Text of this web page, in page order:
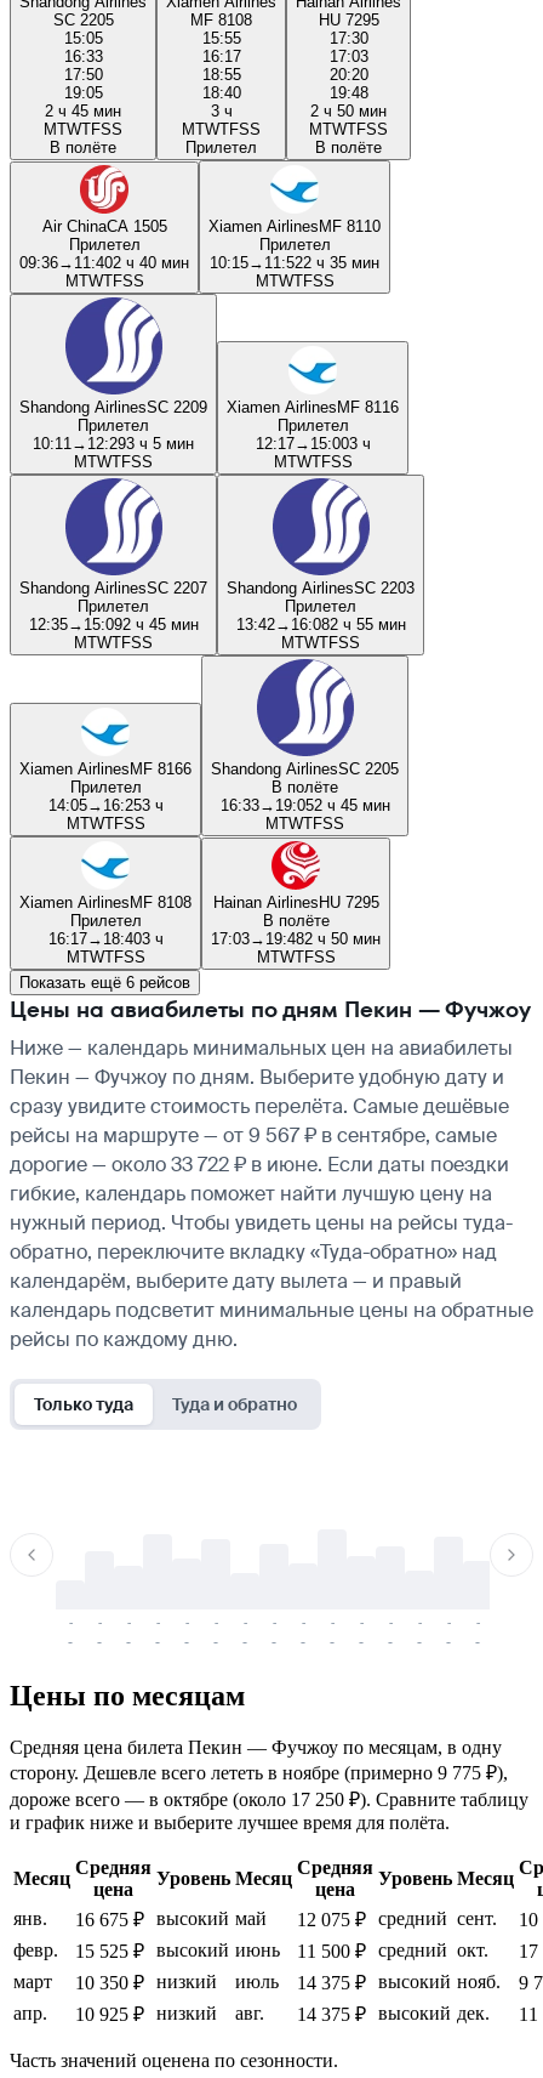
SC 2205
15:05
16:33
17:50
19:05
2 ч 45 мин
MTWTFSS
В полёте
MF 8108
15:55
16:17
18:55
18:40
3 ч
MTWTFSS
Прилетел
HU 7295
17:30
17:03
20:20
19:48
2 ч 50 мин
MTWTFSS
В полёте
Air ChinaCA 1505
Прилетел
09:36→ 11:402 ч 40 мин
MTWTFSS
Xiamen AirlinesMF 8110
Прилетел
10:15→ 11:522 ч 35 мин
MTWTFSS
Shandong AirlinesSC 2209
Прилетел
10:11 → 12:293 ч 5 мин
MTWTFSS
Xiamen AirlinesMF 8116
Прилетел
12:17→ 15:003 ч
MTWTFSS
Shandong AirlinesSC 2207
Прилетел
12:35→ 15:092 ч 45 мин
MTWTFSS
Shandong AirlinesSC 2203
Прилетел
13:42→ 16:082 ч 55 мин
MTWTFSS
Xiamen AirlinesMF 8166
Прилетел
14:05→ 16:253 ч
MTWTFSS
Shandong AirlinesSC 2205
В полёте
16:33→ 19:052 ч 45 мин
MTWTFSS
Xiamen AirlinesMF 8108
Прилетел
16:17→ 18:403 ч
MTWTFSS
Hainan AirlinesHU 7295
В полёте
17:03→ 19:482 ч 50 мин
MTWTFSS
Показать ещё 6 рейсов
Цены на авиабилеты по дням Пекин — Фучжоу
Ниже — календарь минимальных цен на авиабилеты
Пекин — Фучжоу по дням. Выберите удобную дату и
сразу увидите стоимость перелёта. Самые дешёвые
рейсы на маршруте — от 9 567 ₽ в сентябре, самые
дорогие — около 33 722 ₽ в июне. Если даты поездки
гибкие, календарь поможет найти лучшую цену на
нужный период. Чтобы увидеть цены на рейсы туда-
обратно, переключите вкладку «Туда-обратно» над
календарём, выберите дату вылета — и правый
календарь подсветит минимальные цены на обратные
рейсы по каждому дню.
Только туда Туда и обратно
-
-
-
-
-
-
-
-
-
-
-
-
-
-
-
-
-
-
-
-
-
-
-
-
-
-
-
-
-
-
Цены по месяцам
Средняя цена билета Пекин — Фучжоу по месяцам, в одну
сторону. Дешевле всего лететь в ноябре (примерно 9 775 ₽),
дороже всего — в октябре (около 17 250 ₽). Сравните таблицу
и график ниже и выберите лучшее время для полёта.
Месяц
Средняя
цена
Уровень Месяц
Средняя
цена
Уровень Месяц
янв.
16 675 ₽ высокий май 12 075 ₽ средний сент.
10
февр.
15 525 ₽ высокий июнь 11 500 ₽ средний окт.
17
март
10 350 ₽ низкий июль 14 375 ₽ высокий нояб.
9
апр.
10 925 ₽ низкий авг. 14 375 ₽ высокий дек. 11
Часть значений оценена по сезонности.